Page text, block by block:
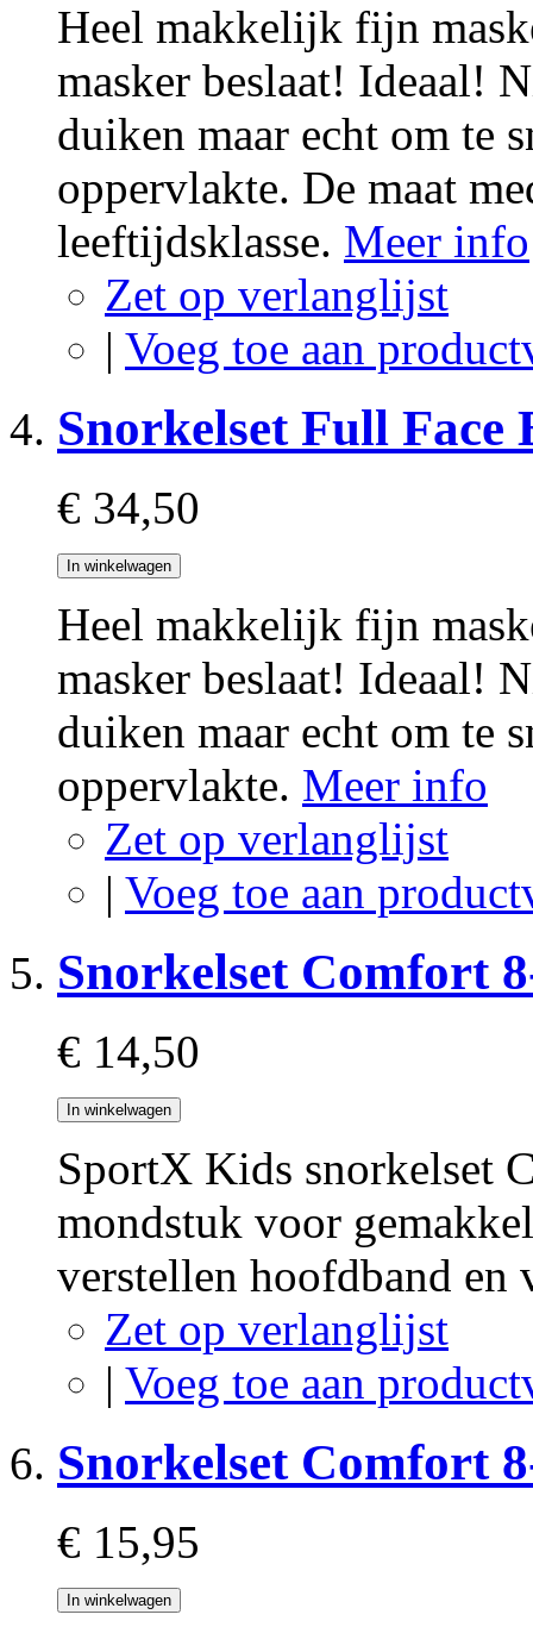
Heel makkelijk fijn
masker beslaat! Ideaal!
duiken maar echt om te
oppervlakte. De maat
leeftijdsklasse. Meer info
Zet op verlanglijst
| Voeg toe aan
Snorkelset Full Face
€ 34,50
In winkelwagen
Heel makkelijk fijn
masker beslaat! Ideaal!
duiken maar echt om te
oppervlakte. Meer info
Zet op verlanglijst
| Voeg toe aan
Snorkelset Comfort
€ 14,50
In winkelwagen
SportX Kids snorkelset
mondstuk voor
verstellen hoofdband
Zet op verlanglijst
| Voeg toe aan
Snorkelset Comfort
€ 15,95
In winkelwagen